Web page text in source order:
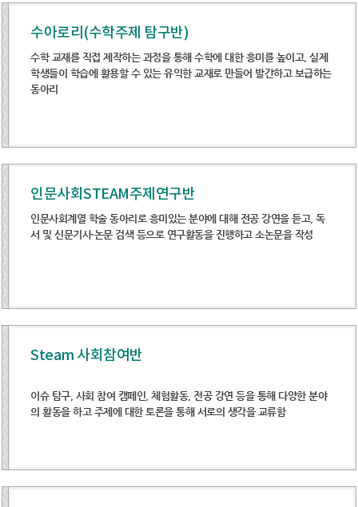
수아로리(수학주제 탐구반)
수학 교재를 직접 제작하는 과정을 통해 수학에 대한 흥미를 높이고, 실제
학생들이 학습에 활용할 수 있는 유익한 교재로 만들어 발간하고 보급하는
동아리
인문사회STEAM주제연구반
인문사회계열 학술 동아리로 흥미있는 분야에 대해 전공 강연을 듣고, 독
서 및 신문기사·논문 검색 등으로 연구활동을 진행하고 소논문을 작성
Steam 사회참여반
이슈 탐구, 사회 참여 캠페인, 체험활동, 전공 강연 등을 통해 다양한 분야
의 활동을 하고 주제에 대한 토론을 통해 서로의 생각을 교류함